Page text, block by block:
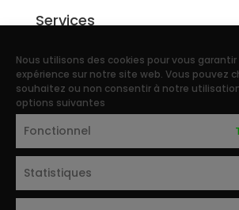
Nous utilisons des cookies pour vous
expérience sur notre site web. Vous pouvez
souhaitez ou non consentir à notre
options suivantes
Fonctionnel
Statistiques
Services
Portraits photo de collaborateurs
Reportage photo industriel
Photographe Patrimoine,
immobilier
Photographe agricole et
Photographe drone